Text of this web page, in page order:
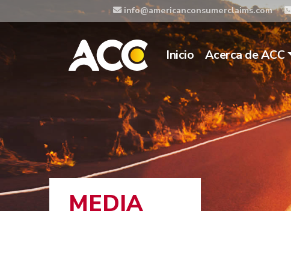
info@americanconsumerclaims.com
Inicio Acerca de ACC
MEDIA